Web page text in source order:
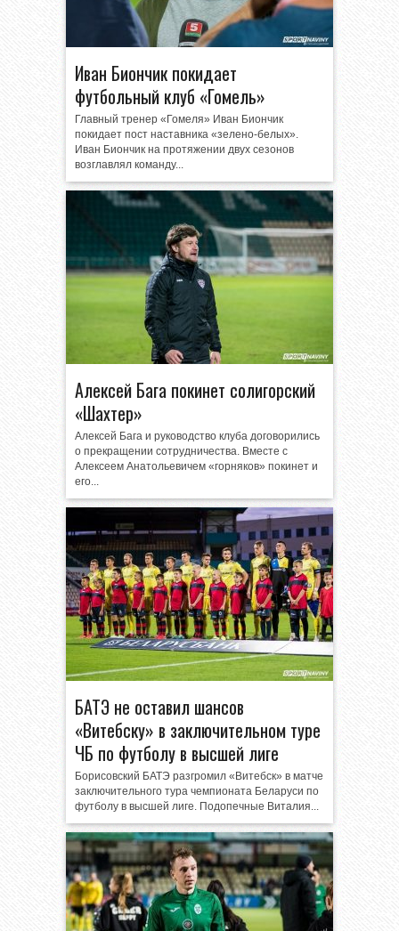
Иван Биончик покидает
футбольный клуб «Гомель»
Главный тренер «Гомеля» Иван Биончик
покидает пост наставника «зелено-белых».
Иван Биончик на протяжении двух сезонов
возглавлял команду...
Алексей Бага покинет солигорский
«Шахтер»
Алексей Бага и руководство клуба договорились
о прекращении сотрудничества. Вместе с
Алексеем Анатольевичем «горняков» покинет и
его...
БАТЭ не оставил шансов
«Витебску» в заключительном туре
ЧБ по футболу в высшей лиге
Борисовский БАТЭ разгромил «Витебск» в матче
заключительного тура чемпионата Беларуси по
футболу в высшей лиге. Подопечные Виталия...